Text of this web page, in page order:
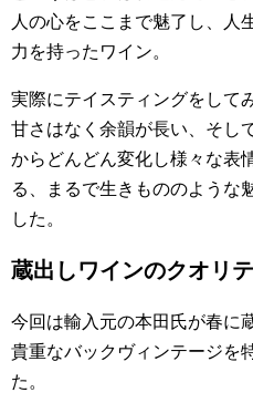
人の心をここまで魅了し、人
力を持ったワイン。
実際にテイスティングをして
甘さはなく余韻が長い、そし
からどんどん変化し様々な表
る、まるで生きもののような
した。
蔵出しワインのクオリ
今回は輸入元の本田氏が春に
貴重なバックヴィンテージを
た。